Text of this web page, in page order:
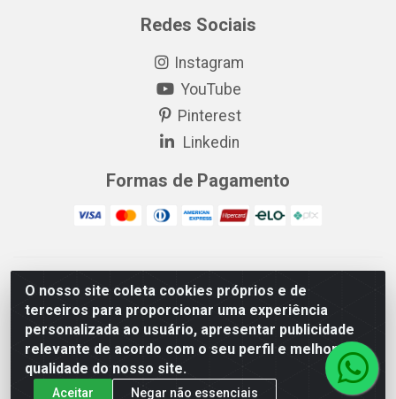
O nosso site coleta cookies próprios e de
terceiros para proporcionar uma experiência
personalizada ao usuário, apresentar publicidade
relevante de acordo com o seu perfil e melhorar a
qualidade do nosso site.
Aceitar Negar não essenciais
Redes Sociais
Instagram
YouTube
Pinterest
Linkedin
Formas de Pagamento
EP Elétrica LTDA - 18.621.731/0005-43 - Itabaiana/SE - CEP:
49511-899
EP Elétrica LTDA - 48.594.570/0001-83 - Itabaiana/SE - CEP:
49511-899